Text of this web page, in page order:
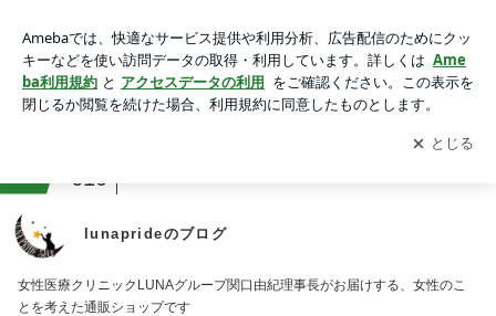
アプリをダウンロードして ブログの更新通知
を受け取りまし
ょう。
開く
610
lunaprideのブログ
女性医療クリニックLUNAグループ関口由紀理事長がお届けする、女性のこ
とを考えた通販ショップです